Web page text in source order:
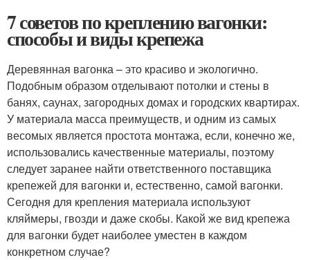
7 советов по креплению вагонки:
способы и виды крепежа
Деревянная вагонка – это красиво и экологично.
Подобным образом отделывают потолки и стены в
банях, саунах, загородных домах и городских квартирах.
У материала масса преимуществ, и одним из самых
весомых является простота монтажа, если, конечно же,
использовались качественные материалы, поэтому
следует заранее найти ответственного поставщика
крепежей для вагонки и, естественно, самой вагонки.
Сегодня для крепления материала используют
кляймеры, гвозди и даже скобы. Какой же вид крепежа
для вагонки будет наиболее уместен в каждом
конкретном случае?